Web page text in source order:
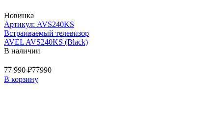
Новинка
Артикул: AVS240KS
Встраиваемый телевизор
AVEL AVS240KS (Black)
В наличии
77 990 ₽77990
В корзину